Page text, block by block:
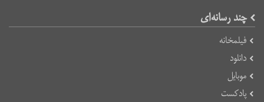
چند رسانه‌ای
فیلمخانه
دانلود
موبایل
پادکست